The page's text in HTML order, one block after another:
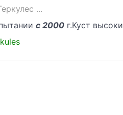
...
с 2000 г.Куст